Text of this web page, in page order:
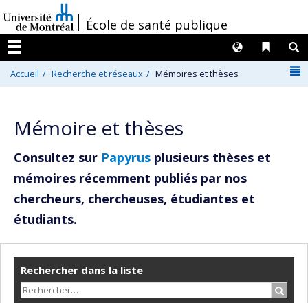
au
contenu
/École de santé publique
Menu
Liens
Langues
Accueil Recherche et réseaux Mémoires et thèses
Mémoire et thèses
Consultez sur Papyrus plusieurs thèses et
mémoires récemment publiés par nos
chercheurs, chercheuses, étudiantes et
étudiants.
Rechercher dans la liste